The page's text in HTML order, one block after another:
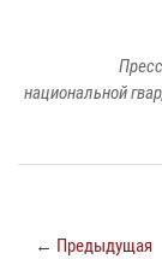
национальной
← Предыдущая